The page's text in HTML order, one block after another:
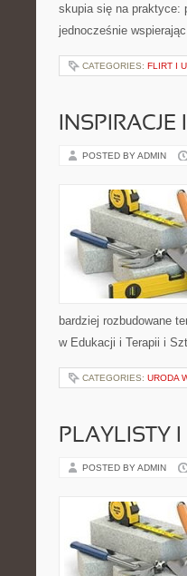
skupia się na praktyce:
jednocześnie
CATEGORIES: FLIRT I
POSTED BY ADMIN
bardziej rozbudowane
w Edukacji i Terapii i
CATEGORIES: URODA
PLAYLISTY I
POSTED BY ADMIN